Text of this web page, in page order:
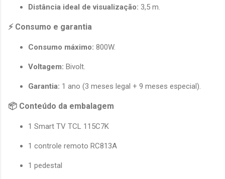
Distância ideal de visualização: 3,5 m.
⚡ Consumo e garantia
Consumo máximo: 800W.
Voltagem: Bivolt.
Garantia: 1 ano (3 meses legal + 9 meses especial).
📦 Conteúdo da embalagem
1 Smart TV TCL 115C7K
1 controle remoto RC813A
1 pedestal